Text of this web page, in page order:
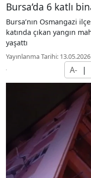
Bursa’da 6 katlı
Bursa’nın Osmangazi
katında çıkan yangın
yaşattı
Yayınlanma Tarihi:
A- |